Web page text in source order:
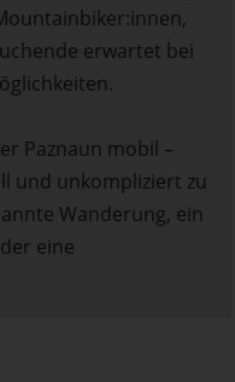
erwartet bei
Paznaun mobil –
und unkompliziert zu
Wanderung, ein
eine